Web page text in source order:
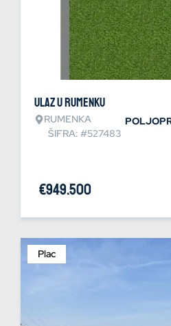
Ulaz u Rumenku
RUMENKA
ŠIFRA: #527483
€949.500
Plac